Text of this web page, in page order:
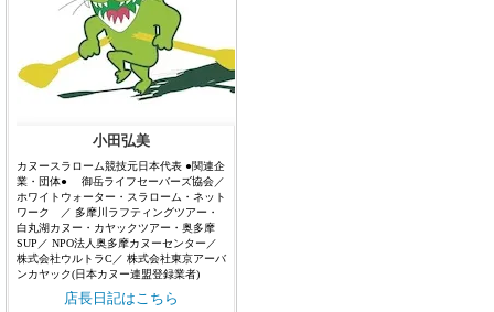
小田弘美
カヌースラローム競技元日本代表 ●関連企
業・団体● 御岳ライフセーバーズ協会／
ホワイトウォーター・スラローム・ネット
ワーク ／ 多摩川ラフティングツアー・
白丸湖カヌー・カヤックツアー・奥多摩
SUP／ NPO法人奥多摩カヌーセンター／
株式会社ウルトラC／ 株式会社東京アーバ
ンカヤック(日本カヌー連盟登録業者)
店長日記はこちら